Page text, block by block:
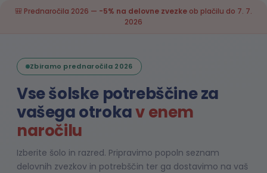
🎒 Prednaročila 2026 — -5% na delovne zvezke ob plačilu do 7. 7.
2026
Zbiramo prednaročila 2026
Vse šolske potrebščine za
vašega otrokav enem
naročilu
Izberite šolo in razred. Pripravimo popoln seznam
delovnih zvezkov in potrebščin ter ga dostavimo na vaš